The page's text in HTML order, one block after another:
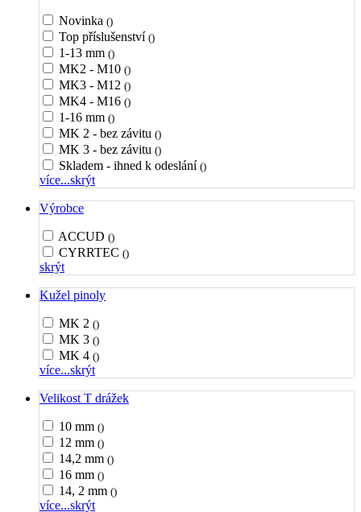
Novinka ()
Top příslušenství ()
1-13 mm ()
MK2 - M10 ()
MK3 - M12 ()
MK4 - M16 ()
1-16 mm ()
MK 2 - bez závitu ()
MK 3 - bez závitu ()
Skladem - ihned k odeslání ()
více...skrýt
Výrobce
ACCUD ()
CYRRTEC ()
skrýt
Kužel pinoly
MK 2 ()
MK 3 ()
MK 4 ()
více...skrýt
Velikost T drážek
10 mm ()
12 mm ()
14,2 mm ()
16 mm ()
14, 2 mm ()
více...skrýt